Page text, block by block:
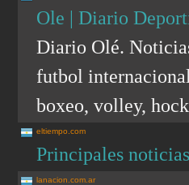
Ole | Diario
Diario Olé.
futbol
boxeo, volley,
eltiempo.com
Principales
lanacion.com.ar